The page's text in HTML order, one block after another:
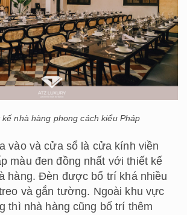
kế nhà hàng phong cách kiểu Pháp
vào và cửa sổ là cửa kính viền
màu đen đồng nhất với thiết kế
hàng. Đèn được bố trí khá nhiều
và gắn tường. Ngoài khu vực
thì nhà hàng cũng bố trí thêm